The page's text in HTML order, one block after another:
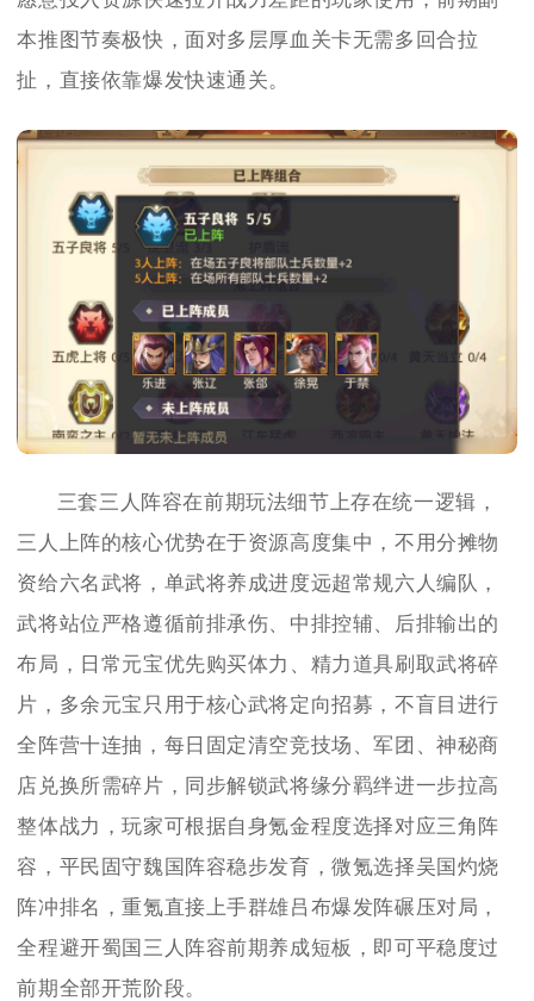
本推图节奏极快，面对多层厚血关卡无需多回合拉
扯，直接依靠爆发快速通关。
三套三人阵容在前期玩法细节上存在统一逻辑，
三人上阵的核心优势在于资源高度集中，不用分摊物
资给六名武将，单武将养成进度远超常规六人编队，
武将站位严格遵循前排承伤、中排控辅、后排输出的
布局，日常元宝优先购买体力、精力道具刷取武将碎
片，多余元宝只用于核心武将定向招募，不盲目进行
全阵营十连抽，每日固定清空竞技场、军团、神秘商
店兑换所需碎片，同步解锁武将缘分羁绊进一步拉高
整体战力，玩家可根据自身氪金程度选择对应三角阵
容，平民固守魏国阵容稳步发育，微氪选择吴国灼烧
阵冲排名，重氪直接上手群雄吕布爆发阵碾压对局，
全程避开蜀国三人阵容前期养成短板，即可平稳度过
前期全部开荒阶段。